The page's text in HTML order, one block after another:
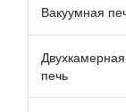
Вакуумная
печь